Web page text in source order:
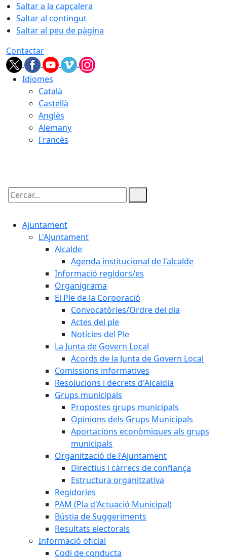
Saltar a la capçalera
Saltar al contingut
Saltar al peu de pàgina
Contactar
Idiomes
Català
Castellà
Anglès
Alemany
Francès
Cercar:
Ajuntament
L'Ajuntament
Alcalde
Agenda institucional de l'alcalde
Informació regidors/es
Organigrama
El Ple de la Corporació
Convocatòries/Ordre del dia
Actes del ple
Notícies del Ple
La Junta de Govern Local
Acords de la Junta de Govern Local
Comissions informatives
Resolucions i decrets d'Alcaldia
Grups municipals
Propostes grups municipals
Opinions dels Grups Municipals
Aportacions econòmiques als grups
municipals
Organització de l'Ajuntament
Directius i càrrecs de confiança
Estructura organitzativa
Regidories
PAM (Pla d'Actuació Municipal)
Bústia de Suggeriments
Resultats electorals
Informació oficial
Codi de conducta